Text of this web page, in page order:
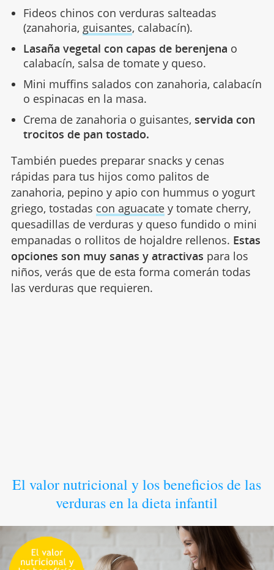
Fideos chinos con verduras salteadas
(zanahoria, guisantes, calabacín).
Lasaña vegetal con capas de berenjena o
calabacín, salsa de tomate y queso.
Mini muffins salados con zanahoria, calabacín
o espinacas en la masa.
Crema de zanahoria o guisantes, servida con
trocitos de pan tostado.
También puedes preparar snacks y cenas
rápidas para tus hijos como palitos de
zanahoria, pepino y apio con hummus o yogurt
griego, tostadas con aguacatey tomate cherry,
quesadillas de verduras y queso fundido o mini
empanadas o rollitos de hojaldre rellenos. Estas
opciones son muy sanas y atractivas para los
niños, verás que de esta forma comerán todas
las verduras que requieren.
El valor nutricional y los beneficios de las
verduras en la dieta infantil